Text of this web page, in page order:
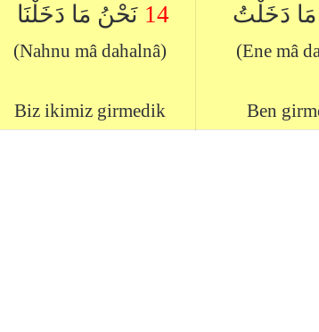
نَحْنُ مَا دَخَلْنَا 14
(Nahnu mâ dahalnâ)
Biz ikimiz girmedik
مَا دَخَلْتُ
(Ene mâ
Ben